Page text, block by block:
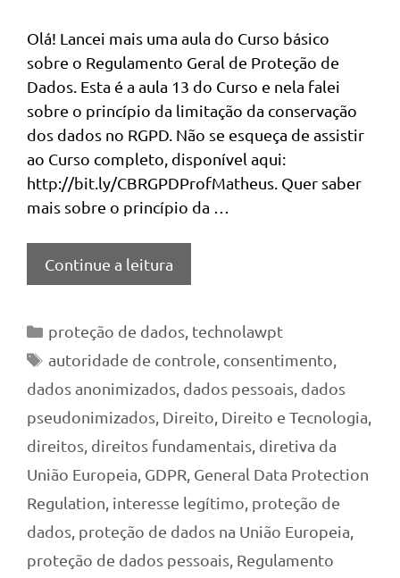
Olá! Lancei mais uma aula do Curso básico
sobre o Regulamento Geral de Proteção de
Dados. Esta é a aula 13 do Curso e nela falei
sobre o princípio da limitação da conservação
dos dados no RGPD. Não se esqueça de assistir
ao Curso completo, disponível aqui:
http://bit.ly/CBRGPDProfMatheus. Quer saber
mais sobre o princípio da …
Continue a leitura
Categorias
proteção de dados, technolawpt
Tags
autoridade de controle, consentimento,
dados anonimizados, dados pessoais, dados
pseudonimizados, Direito, Direito e Tecnologia,
direitos, direitos fundamentais, diretiva da
União Europeia, GDPR, General Data Protection
Regulation, interesse legítimo, proteção de
dados, proteção de dados na União Europeia,
proteção de dados pessoais, Regulamento